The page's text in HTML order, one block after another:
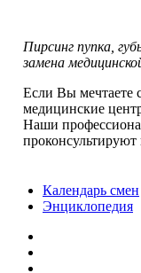
Пирсинг пупка,
замена
Если Вы мечтаете
медицинские
Наши
Календарь смен
Энциклопедия